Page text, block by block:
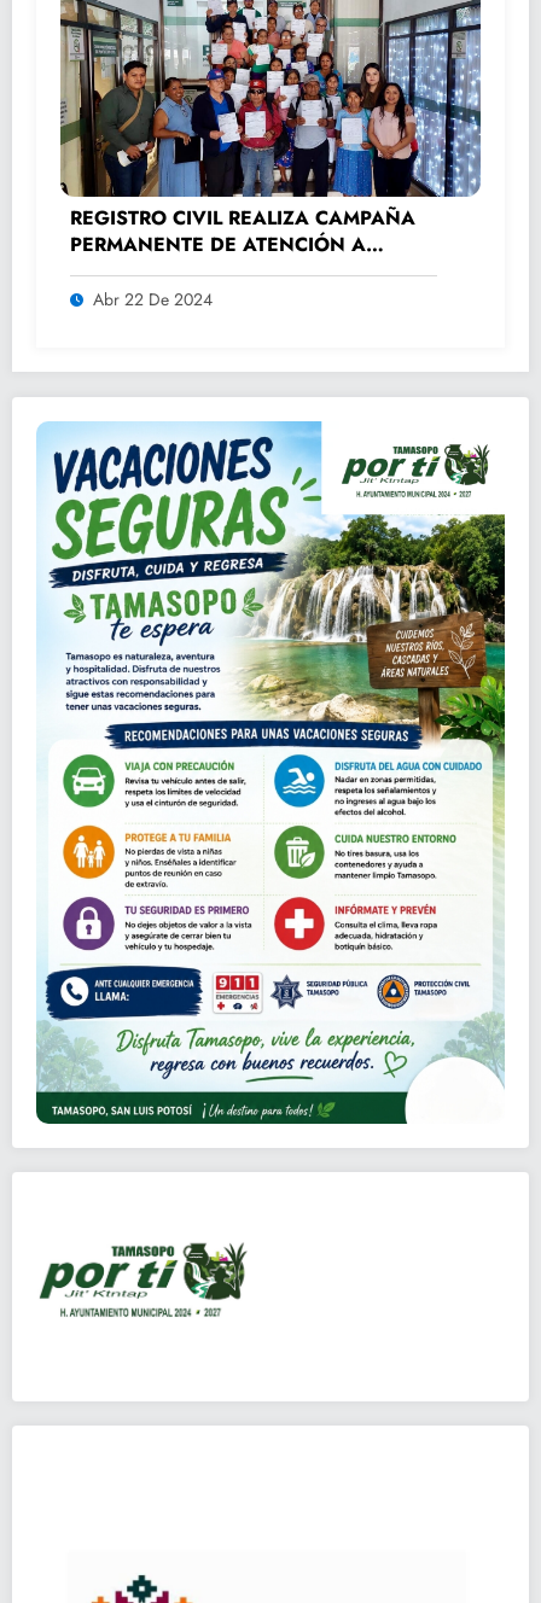
REGISTRO CIVIL REALIZA CAMPAÑA
PERMANENTE DE ATENCIÓN A
ADULTOS MAYORES.
Abr 22 De 2024